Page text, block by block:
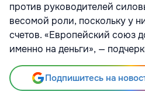
против руководителей
весомой роли, поскольку у
счетов. «Европейский союз
именно на деньги», —
Подпишитесь на